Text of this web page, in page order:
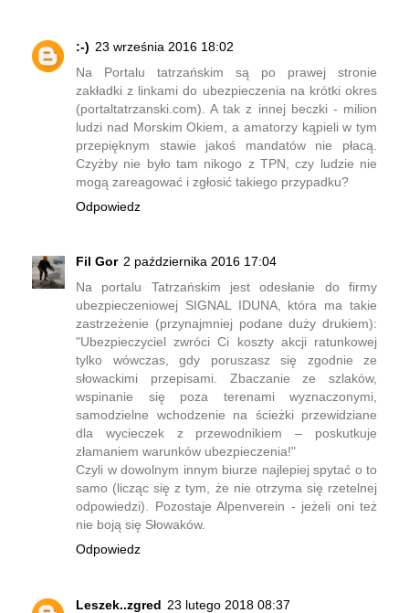
:-) 23 września 2016 18:02
Na Portalu tatrzańskim są po prawej stronie
zakładki z linkami do ubezpieczenia na krótki okres
(portaltatrzanski.com). A tak z innej beczki - milion
ludzi nad Morskim Okiem, a amatorzy kąpieli w tym
przepięknym stawie jakoś mandatów nie płacą.
Czyżby nie było tam nikogo z TPN, czy ludzie nie
mogą zareagować i zgłosić takiego przypadku?
Odpowiedz
Fil Gor 2 października 2016 17:04
Na portalu Tatrzańskim jest odesłanie do firmy
ubezpieczeniowej SIGNAL IDUNA, która ma takie
zastrzeżenie (przynajmniej podane duży drukiem):
"Ubezpieczyciel zwróci Ci koszty akcji ratunkowej
tylko wówczas, gdy poruszasz się zgodnie ze
słowackimi przepisami. Zbaczanie ze szlaków,
wspinanie się poza terenami wyznaczonymi,
samodzielne wchodzenie na ścieżki przewidziane
dla wycieczek z przewodnikiem – poskutkuje
złamaniem warunków ubezpieczenia!"
Czyli w dowolnym innym biurze najlepiej spytać o to
samo (licząc się z tym, że nie otrzyma się rzetelnej
odpowiedzi). Pozostaje Alpenverein - jeżeli oni też
nie boją się Słowaków.
Odpowiedz
Leszek..zgred 23 lutego 2018 08:37